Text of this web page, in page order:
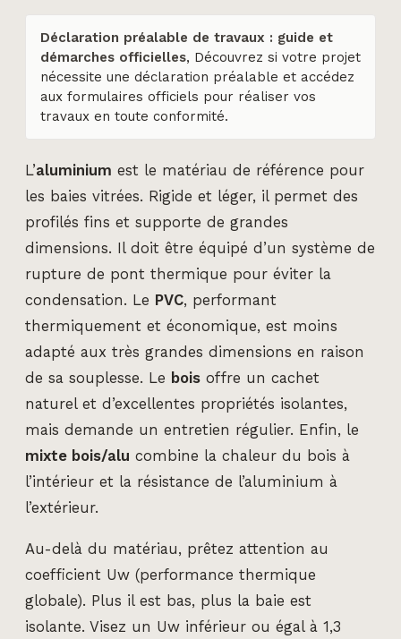
Déclaration préalable de travaux : guide et
démarches officielles, Découvrez si votre projet
nécessite une déclaration préalable et accédez
aux formulaires officiels pour réaliser vos
travaux en toute conformité.
L’aluminium est le matériau de référence pour
les baies vitrées. Rigide et léger, il permet des
profilés fins et supporte de grandes
dimensions. Il doit être équipé d’un système de
rupture de pont thermique pour éviter la
condensation. Le PVC, performant
thermiquement et économique, est moins
adapté aux très grandes dimensions en raison
de sa souplesse. Le bois offre un cachet
naturel et d’excellentes propriétés isolantes,
mais demande un entretien régulier. Enfin, le
mixte bois/alu combine la chaleur du bois à
l’intérieur et la résistance de l’aluminium à
l’extérieur.
Au-delà du matériau, prêtez attention au
coefficient Uw (performance thermique
globale). Plus il est bas, plus la baie est
isolante. Visez un Uw inférieur ou égal à 1,3